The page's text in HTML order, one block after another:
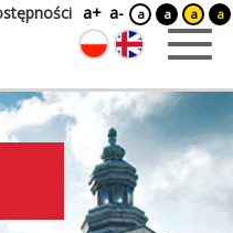
a+ a- a a a a